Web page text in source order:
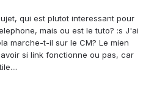
qui est plutot interessant pour
mais ou est le tuto? :s J'ai
marche-t-il sur le CM? Le mien
si link fonctionne ou pas, car